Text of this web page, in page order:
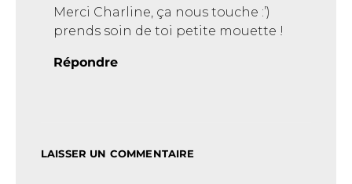
Merci Charline, ça nous touche :’)
prends soin de toi petite mouette !
Répondre
LAISSER UN COMMENTAIRE